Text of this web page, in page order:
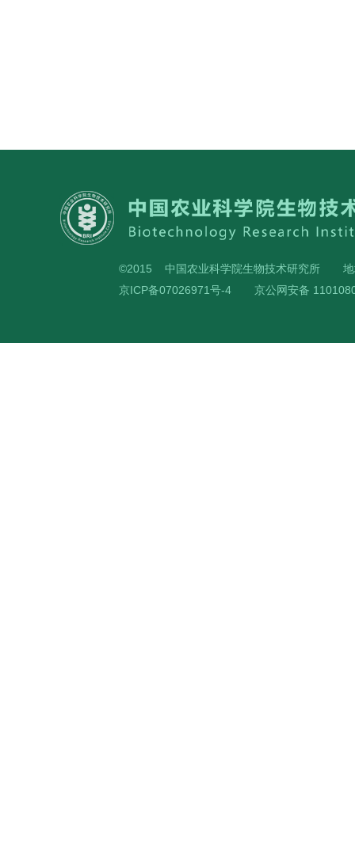
©2015 中国农业科学院生物技术研究所
京ICP备07026971号-4
京公网安备